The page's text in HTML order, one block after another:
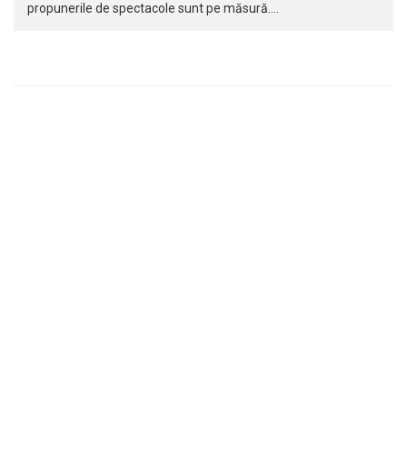
propunerile de spectacole sunt pe măsură.…